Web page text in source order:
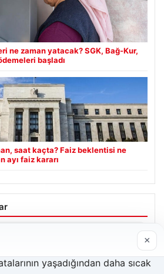
ne zaman yatacak? SGK, Bağ-Kur,
başladı
saat kaçta? Faiz beklentisi ne
ayı faiz kararı
Bürosu ×